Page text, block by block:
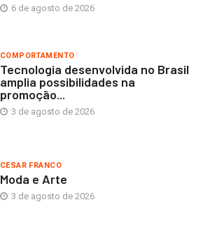
6 de agosto de 2026
COMPORTAMENTO
Tecnologia desenvolvida no Brasil
amplia possibilidades na
promoção...
3 de agosto de 2026
CESAR FRANCO
Moda e Arte
3 de agosto de 2026